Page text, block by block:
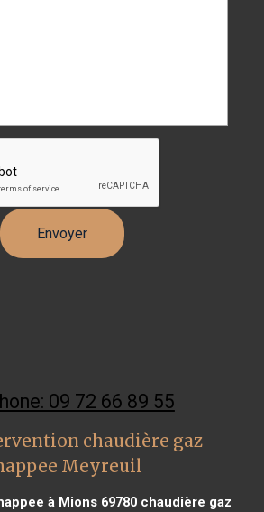
09 72 66 89 55
chaudière gaz
Meyreuil
à Mions 69780chaudière gaz